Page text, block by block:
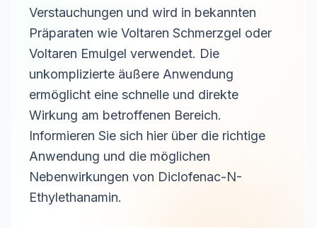
Verstauchungen und wird in bekannten
Präparaten wie Voltaren Schmerzgel oder
Voltaren Emulgel verwendet. Die
unkomplizierte äußere Anwendung
ermöglicht eine schnelle und direkte
Wirkung am betroffenen Bereich.
Informieren Sie sich hier über die richtige
Anwendung und die möglichen
Nebenwirkungen von Diclofenac-N-
Ethylethanamin.